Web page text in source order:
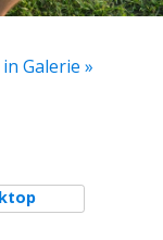
Galerie »